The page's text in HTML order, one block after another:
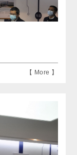
【 More 】